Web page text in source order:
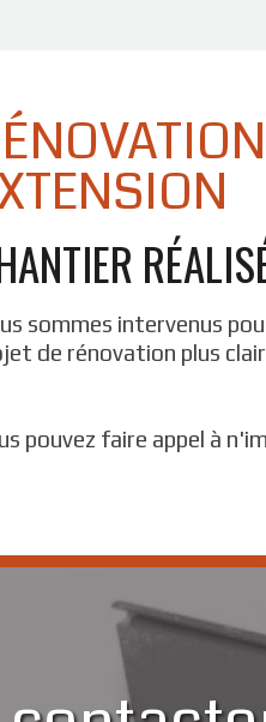
sommes intervenus
de rénovation plus
pouvez faire appel à